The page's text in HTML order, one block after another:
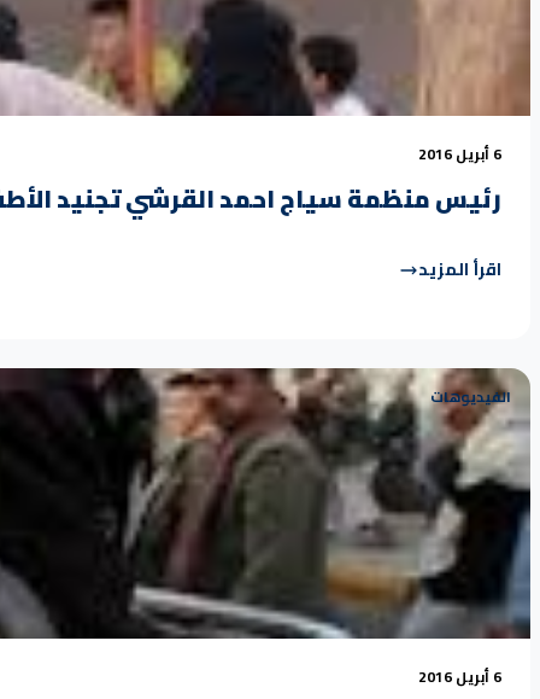
6 أبريل 2016
رئيس منظمة سياج احمد القرشي تجنيد
اقرأ المزيد
الفيديوهات
6 أبريل 2016